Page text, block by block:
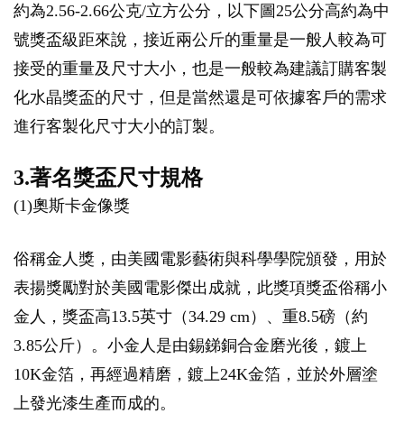
約為2.56-2.66公克/立方公分，以下圖25公分高約為中
號獎盃級距來說，接近兩公斤的重量是一般人較為可
接受的重量及尺寸大小，也是一般較為建議訂購客製
化水晶獎盃的尺寸，但是當然還是可依據客戶的需求
進行客製化尺寸大小的訂製。
3.著名獎盃尺寸規格
(1)奧斯卡金像獎
俗稱金人獎，由美國電影藝術與科學學院頒發，用於
表揚獎勵對於美國電影傑出成就，此獎項獎盃俗稱小
金人，獎盃高13.5英寸（34.29 cm）、重8.5磅（約
3.85公斤）。小金人是由錫銻銅合金磨光後，鍍上
10K金箔，再經過精磨，鍍上24K金箔，並於外層塗
上發光漆生產而成的。